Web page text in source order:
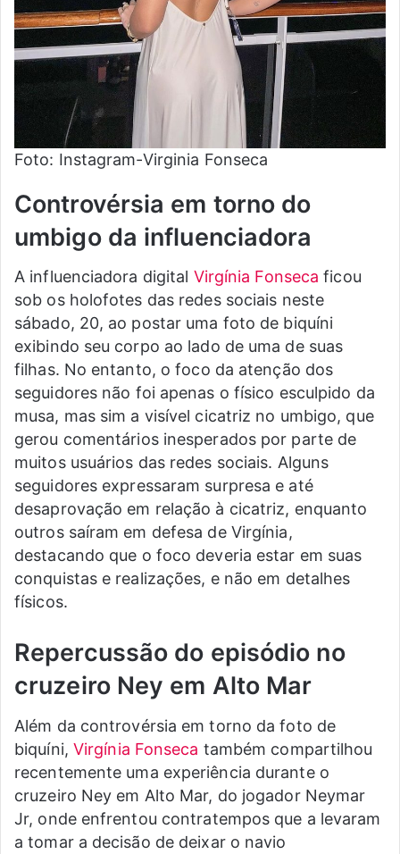
Foto: Instagram-Virginia Fonseca
Controvérsia em torno do
umbigo da influenciadora
A influenciadora digital Virgínia Fonseca ficou
sob os holofotes das redes sociais neste
sábado, 20, ao postar uma foto de biquíni
exibindo seu corpo ao lado de uma de suas
filhas. No entanto, o foco da atenção dos
seguidores não foi apenas o físico esculpido da
musa, mas sim a visível cicatriz no umbigo, que
gerou comentários inesperados por parte de
muitos usuários das redes sociais. Alguns
seguidores expressaram surpresa e até
desaprovação em relação à cicatriz, enquanto
outros saíram em defesa de Virgínia,
destacando que o foco deveria estar em suas
conquistas e realizações, e não em detalhes
físicos.
Repercussão do episódio no
cruzeiro Ney em Alto Mar
Além da controvérsia em torno da foto de
biquíni, Virgínia Fonseca também compartilhou
recentemente uma experiência durante o
cruzeiro Ney em Alto Mar, do jogador Neymar
Jr, onde enfrentou contratempos que a levaram
a tomar a decisão de deixar o navio